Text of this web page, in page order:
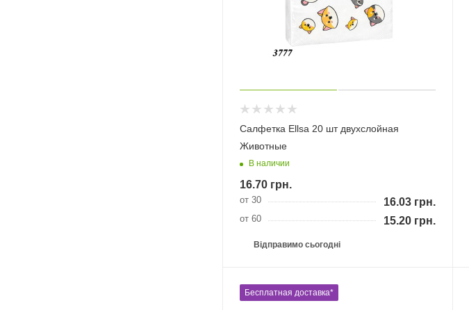
Салфетка Ellsa 20 шт двухслойная
Животные
В наличии
16.70 грн.
от 30 16.03грн.
от 60 15.20грн.
Відправимо сьогодні
Бесплатная доставка*